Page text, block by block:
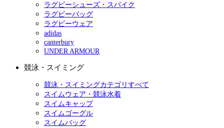
ラグビーシューズ・スパイク
ラグビーバッグ
ラグビーウェア
adidas
canterbury
UNDER ARMOUR
競泳・スイミング
競泳・スイミングカテゴリすべて
スイムウェア・競泳水着
スイムキャップ
スイムゴーグル
スイムバッグ